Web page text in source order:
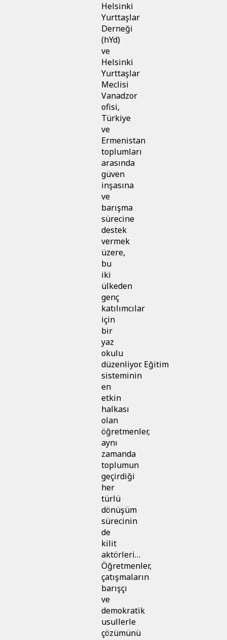
Helsinki
Yurttaşlar
Derneği
(hYd)
ve
Helsinki
Yurttaşlar
Meclisi
Vanadzor
ofisi,
Türkiye
ve
Ermenistan
toplumları
arasında
güven
inşasına
ve
barışma
sürecine
destek
vermek
üzere,
bu
iki
ülkeden
genç
katılımcılar
için
bir
yaz
okulu
düzenliyor. Eğitim
sisteminin
en
etkin
halkası
olan
öğretmenler,
aynı
zamanda
toplumun
geçirdiği
her
türlü
dönüşüm
sürecinin
de
kilit
aktörleri…
Öğretmenler,
çatışmaların
barışçı
ve
demokratik
usullerle
çözümünü